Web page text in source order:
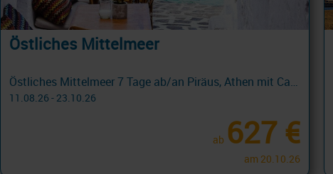
Östliches Mittelmeer
Östliches Mittelmeer 7 Tage ab/an Piräus, Athen mit Cashback
11.08.26 - 23.10.26
ab 627 €
am 20.10.26